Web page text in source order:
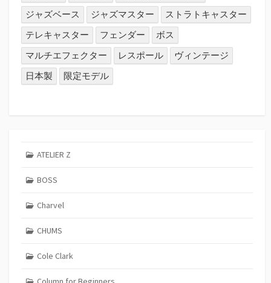
ジャズベース
ジャズマスター
ストラトキャスター
テレキャスター
フェンダー
ボス
マルチエフェクター
レスポール
ヴィンテージ
日本製
限定モデル
ATELIER Z
BOSS
Charvel
CHUMS
Cole Clark